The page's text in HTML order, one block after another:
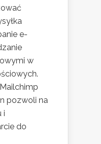
e-
w
pozwoli na
i
do